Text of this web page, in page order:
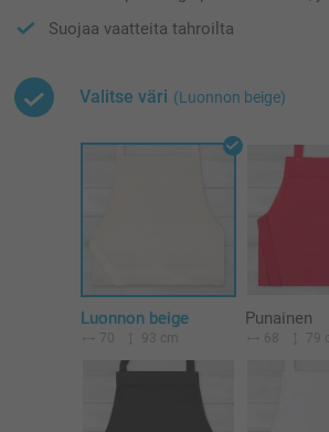
Suojaa vaatteita tahroilta
Valitse väri (Luonnon beige)
Luonnon beige
70 93 cm
Punainen
68 79